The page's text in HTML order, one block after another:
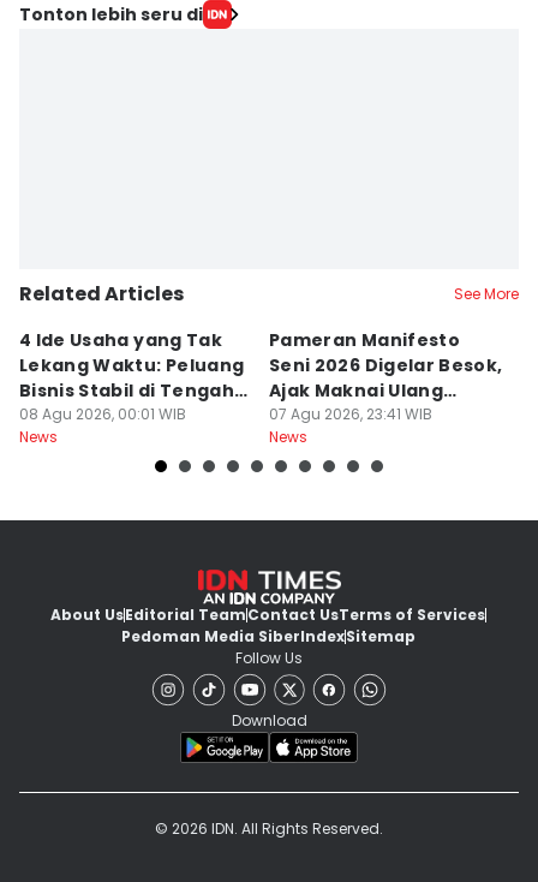
Tonton lebih seru di
Related Articles See More
4 Ide Usaha yang Tak
Lekang Waktu: Peluang
Bisnis Stabil di Tengah
Perubahan
08 Agu 2026, 00:01 WIB
News
Pameran Manifesto
Seni 2026 Digelar Besok,
Ajak Maknai Ulang
Maritim
07 Agu 2026, 23:41 WIB
News
About UsEditorial TeamContact UsTerms of Services
Pedoman Media SiberIndexSitemap
Follow Us
Download
© 2026 IDN. All Rights Reserved.